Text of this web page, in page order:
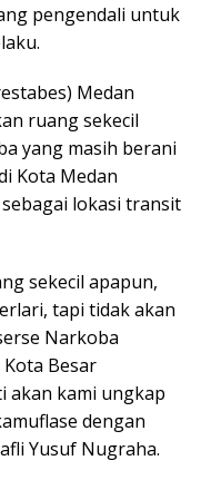
pengendali untuk
Medan
ruang sekecil
yang masih berani
Kota Medan
lokasi transit
sekecil apapun,
tapi tidak akan
Narkoba
Besar
akan kami ungkap
dengan
Yusuf Nugraha.